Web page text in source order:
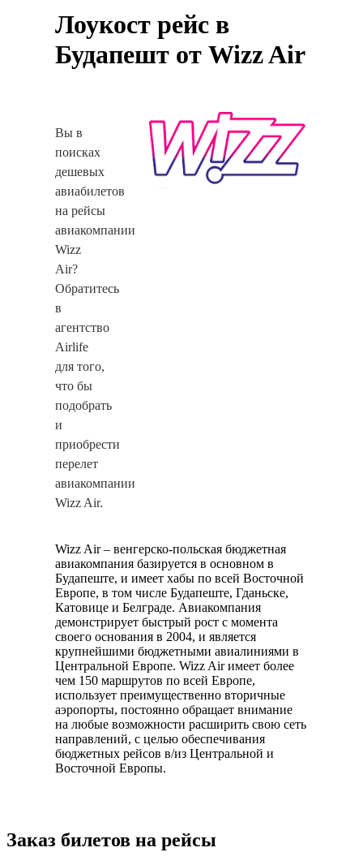
Лоукост рейс в
Будапешт от Wizz Air
Вы в
поисках
дешевых
авиабилетов
на рейсы
авиакомпании
Wizz
Air?
Обратитесь
в
агентство
Airlife
для того,
что бы
подобрать
и
приобрести
перелет
авиакомпании
Wizz Air.
Wizz Air – венгерско-польская бюджетная
авиакомпания базируется в основном в
Будапеште, и имеет хабы по всей Восточной
Европе, в том числе Будапеште, Гданьске,
Катовице и Белграде. Авиакомпания
демонстрирует быстрый рост с момента
своего основания в 2004, и является
крупнейшими бюджетными авиалиниями в
Центральной Европе. Wizz Air имеет более
чем 150 маршрутов по всей Европе,
использует преимущественно вторичные
аэропорты, постоянно обращает внимание
на любые возможности расширить свою сеть
направлений, с целью обеспечивания
бюджетных рейсов в/из Центральной и
Восточной Европы.
Заказ билетов на рейсы